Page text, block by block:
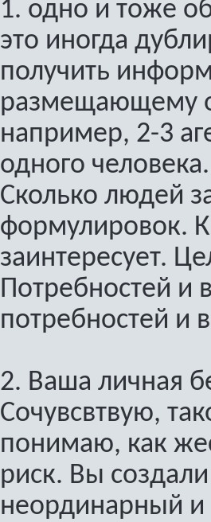
1. одно и тоже
это иногда
получить
размещающему
например, 2-3
одного человека.
Сколько людей
формулировок.
заинтересует.
Потребностей и
потребностей и
2. Ваша личная
Сочувсвтвую,
понимаю, как
риск. Вы
неординарный и